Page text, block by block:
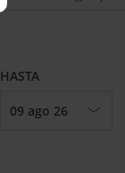
HASTA